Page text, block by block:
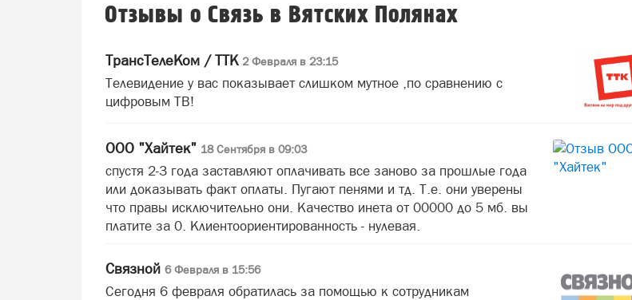
Отзывы о Связь в Вятских Полянах
ТрансТелеКом / ТТК 2 Февраля в 23:15
Телевидение у вас показывает слишком мутное ,по сравнению с
цифровым ТВ!
ООО "Хайтек" 18 Сентября в 09:03
спустя 2-3 года заставляют оплачивать все заново за прошлые года
или доказывать факт оплаты. Пугают пенями и тд. Т.е. они уверены
что правы исключительно они. Качество инета от 00000 до 5 мб. вы
платите за 0. Клиентоориентированность - нулевая.
Связной 6 Февраля в 15:56
Сегодня 6 февраля обратилась за помощью к сотрудникам